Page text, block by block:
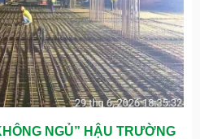
NGỦ” HẬU TRƯỜNG